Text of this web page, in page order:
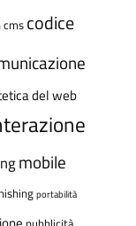
cmscodice
del web
mobile
portabilità